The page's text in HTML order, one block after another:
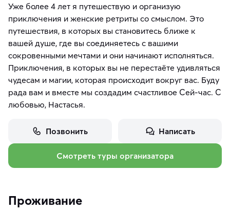
Уже более 4 лет я путешествую и организую
приключения и женские ретриты со смыслом. Это
путешествия, в которых вы становитесь ближе к
вашей душе, где вы соединяетесь с вашими
сокровенными мечтами и они начинают исполняться.
Приключения, в которых вы не перестаёте удивляться
чудесам и магии, которая происходит вокруг вас. Буду
рада вам и вместе мы создадим счастливое Сей-час. С
любовью, Настасья.
Позвонить Написать
Смотреть туры организатора
Проживание